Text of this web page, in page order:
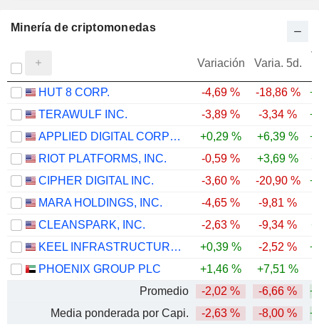
Minería de criptomonedas
Variación Varia. 5d.
HUT 8 CORP. -4,69 % -18,86 %
TERAWULF INC.
-3,89 % -3,34 %
APPLIED DIGITAL CORPORATION
+0,29 % +6,39 %
RIOT PLATFORMS, INC.
-0,59 % +3,69 %
CIPHER DIGITAL INC.
-3,60 % -20,90 %
MARA HOLDINGS, INC.
-4,65 % -9,81 %
CLEANSPARK, INC.
-2,63 % -9,34 %
KEEL INFRASTRUCTURE CORP.
+0,39 % -2,52 %
PHOENIX GROUP PLC
+1,46 % +7,51 %
Promedio
-2,02 % -6,66 %
Media ponderada por Capi.
-2,63 % -8,00 %